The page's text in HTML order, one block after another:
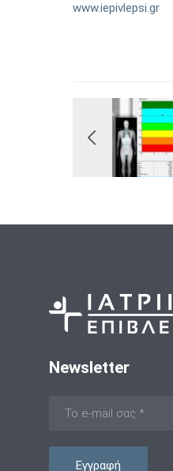
www.iepivlepsi.gr
Newsletter